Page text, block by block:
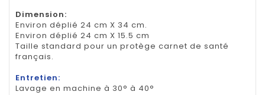
Dimension:
Environ déplié 24 cm X 34 cm.
Environ déplié 24 cm X 15.5 cm
Taille standard pour un protège carnet de santé
français.
Entretien:
Lavage en machine à 30° à 40°